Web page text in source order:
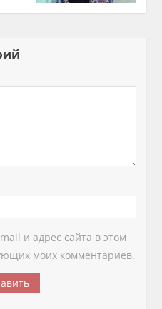
и адрес сайта в этом
моих комментариев.